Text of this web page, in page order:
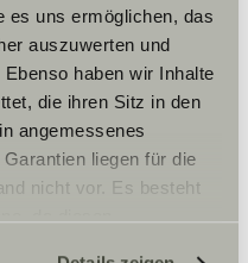
es uns ermöglichen, das
auszuwerten und
haben wir Inhalte
die ihren Sitz in den
angemessenes
liegen für die
nicht vor. Es besteht